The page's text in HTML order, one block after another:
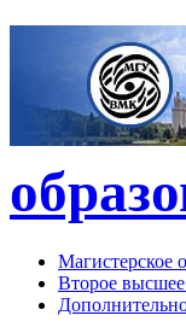
Магистерское
Второе высшее